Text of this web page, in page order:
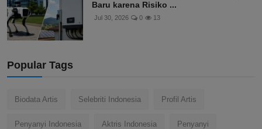
Baru karena Risiko ...
Jul 30, 2026 0 13
Popular Tags
Biodata Artis Selebriti Indonesia Profil Artis
Penyanyi Indonesia Aktris Indonesia Penyanyi